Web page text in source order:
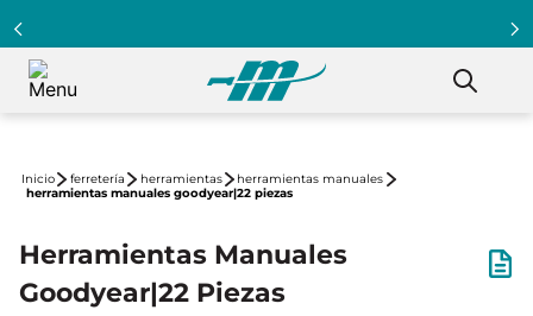
ferretería herramientas
herramientas manuales
herramientas manuales goodyear|22 piezas
Herramientas Manuales
Goodyear|22 Piezas